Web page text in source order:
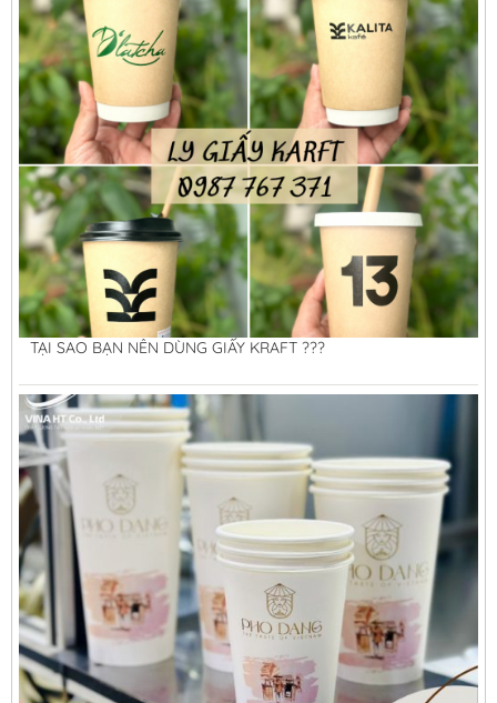
TẠI SAO BẠN NÊN DÙNG GIẤY KRAFT ???